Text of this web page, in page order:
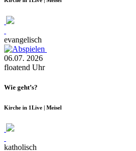
evangelisch
06.07. 2026
floatend Uhr
Wie geht’s?
Kirche in 1Live | Meisel
katholisch